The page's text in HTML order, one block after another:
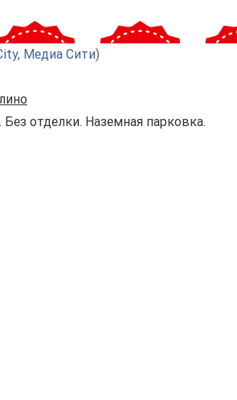
Медиа Сити)
отделки. Наземная парковка.